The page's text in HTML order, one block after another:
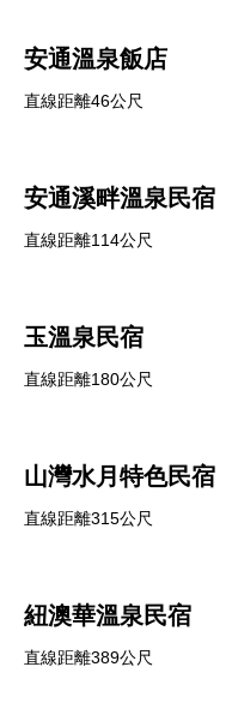
安通溫泉飯店
直線距離46公尺
安通溪畔溫泉民宿
直線距離114公尺
玉溫泉民宿
直線距離180公尺
山灣水月特色民宿
直線距離315公尺
紐澳華溫泉民宿
直線距離389公尺